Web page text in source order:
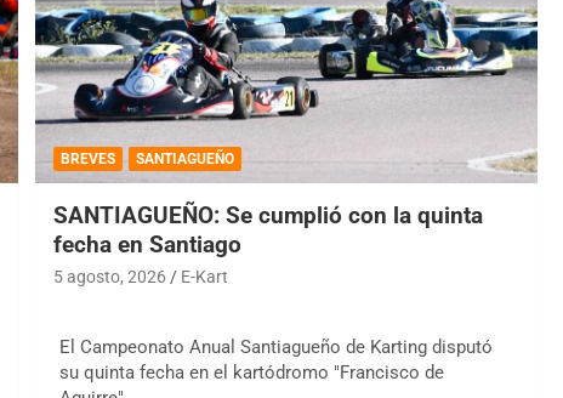
BREVES SANTIAGUEÑO
SANTIAGUEÑO: Se cumplió con la quinta
fecha en Santiago
5 agosto, 2026 E-Kart
El Campeonato Anual Santiagueño de Karting disputó
su quinta fecha en el kartódromo "Francisco de